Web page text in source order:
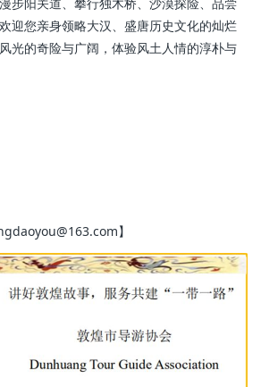
迎您亲身领略大汉、盛唐历史文化的灿烂
光的奇险与广阔，体验风土人情的淳朴与
】